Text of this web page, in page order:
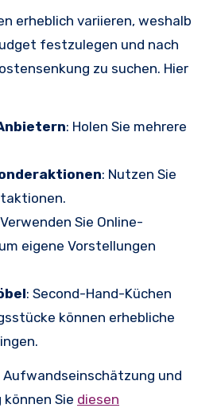
erheblich variieren, weshalb
festzulegen und nach
zu suchen. Hier
: Holen Sie mehrere
: Nutzen Sie
Sie Online-
eigene Vorstellungen
: Second-Hand-Küchen
können erhebliche
und
Sie diesen